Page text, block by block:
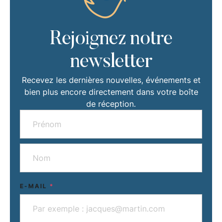
Rejoignez notre
newsletter
Recevez les dernières nouvelles, événements et
bien plus encore directement dans votre boîte
de réception.
E-MAIL *